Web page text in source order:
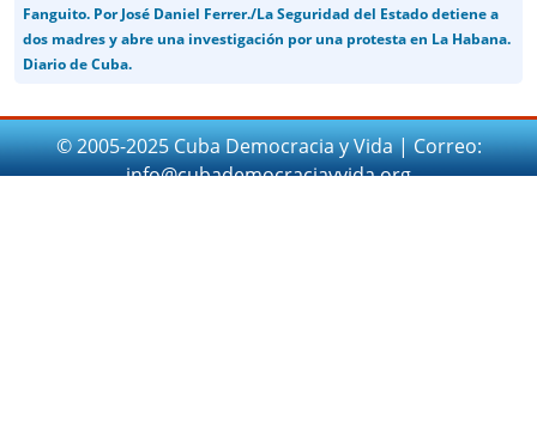
Fanguito. Por José Daniel Ferrer./La Seguridad del Estado detiene a
dos madres y abre una investigación por una protesta en La Habana.
Diario de Cuba.
© 2005-2025 Cuba Democracia y Vida | Correo:
info@cubademocraciayvida.org